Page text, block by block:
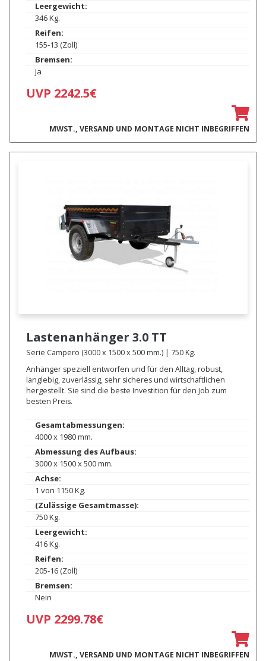
Leergewicht:
346 Kg.
Reifen:
155-13 (Zoll)
Bremsen:
Ja
UVP 2242.5€
MWST., VERSAND UND MONTAGE NICHT INBEGRIFFEN
Lastenanhänger 3.0 TT
Serie Campero (3000 x 1500 x 500 mm.) | 750 Kg.
Anhänger speziell entworfen und für den Alltag, robust,
langlebig, zuverlässig, sehr sicheres und wirtschaftlichen
hergestellt. Sie sind die beste Investition für den Job zum
besten Preis.
Gesamtabmessungen:
4000 x 1980 mm.
Abmessung des Aufbaus:
3000 x 1500 x 500 mm.
Achse:
1 von 1150 Kg.
(Zulässige Gesamtmasse):
750 Kg.
Leergewicht:
416 Kg.
Reifen:
205-16 (Zoll)
Bremsen:
Nein
UVP 2299.78€
MWST., VERSAND UND MONTAGE NICHT INBEGRIFFEN